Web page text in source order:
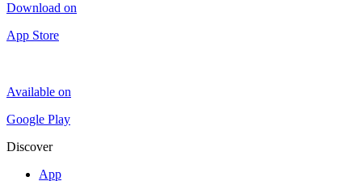
Download on
App Store
Available on
Google Play
Discover
App